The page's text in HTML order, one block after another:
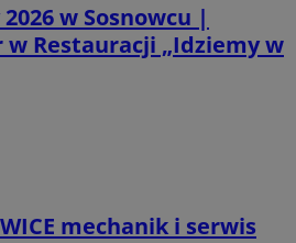
w Sosnowcu |
w Restauracji „Idziemy w
mechanik i serwis